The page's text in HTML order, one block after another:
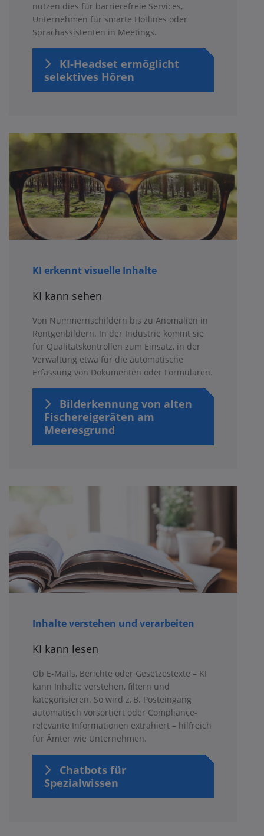
nutzen dies für barrierefreie Services,
Unternehmen für smarte Hotlines oder
Sprachassistenten in Meetings.
KI-Headset ermöglicht
selektives Hören
KI erkennt visuelle Inhalte
KI kann sehen
Von Nummernschildern bis zu Anomalien in
Röntgenbildern. In der Industrie kommt sie
für Qualitätskontrollen zum Einsatz, in der
Verwaltung etwa für die automatische
Erfassung von Dokumenten oder Formularen.
Bilderkennung von alten
Fischereigeräten am
Meeresgrund
Inhalte verstehen und verarbeiten
KI kann lesen
Ob E-Mails, Berichte oder Gesetzestexte – KI
kann Inhalte verstehen, filtern und
kategorisieren. So wird z. B. Posteingang
automatisch vorsortiert oder Compliance-
relevante Informationen extrahiert – hilfreich
für Ämter wie Unternehmen.
Chatbots für
Spezialwissen